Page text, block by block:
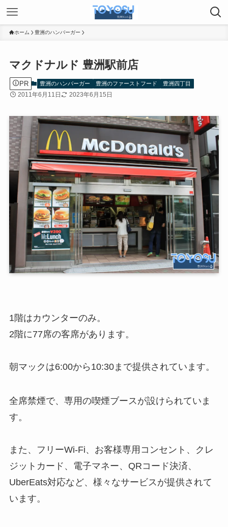
ホーム 豊洲のハンバーガー
マクドナルド 豊洲駅前店
PR 豊洲のハンバーガー 豊洲のファーストフード 豊洲四丁目
2011年6月11日 2023年6月15日
1階はカウンターのみ。
2階に77席の客席があります。
朝マックは6:00から10:30まで提供されています。
全席禁煙で、専用の喫煙ブースが設けられていま
す。
また、フリーWi-Fi、お客様専用コンセント、クレ
ジットカード、電子マネー、QRコード決済、
UberEats対応など、様々なサービスが提供されて
います。